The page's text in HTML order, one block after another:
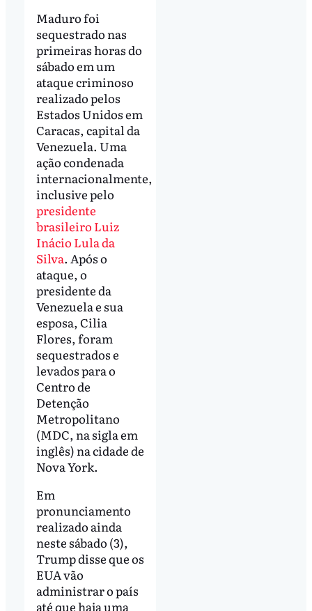
Maduro foi
sequestrado nas
primeiras horas do
sábado em um
ataque criminoso
realizado pelos
Estados Unidos em
Caracas, capital da
Venezuela. Uma
ação condenada
internacionalmente,
inclusive pelo
presidente
brasileiro Luiz
Inácio Lula da
Silva. Após o
ataque, o
presidente da
Venezuela e sua
esposa, Cilia
Flores, foram
sequestrados e
levados para o
Centro de
Detenção
Metropolitano
(MDC, na sigla em
inglês) na cidade de
Nova York.
Em
pronunciamento
realizado ainda
neste sábado (3),
Trump disse que os
EUA vão
administrar o país
até que haja uma